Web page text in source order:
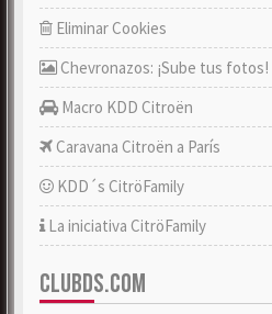
Eliminar Cookies
Chevronazos: ¡Sube tus fotos!
Macro KDD Citroën
Caravana Citroën a París
KDD´s CitröFamily
La iniciativa CitröFamily
CLUBDS.COM